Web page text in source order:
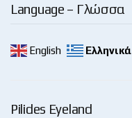
Language – Γλώσσα
English Ελληνικά
Pilides Eyeland